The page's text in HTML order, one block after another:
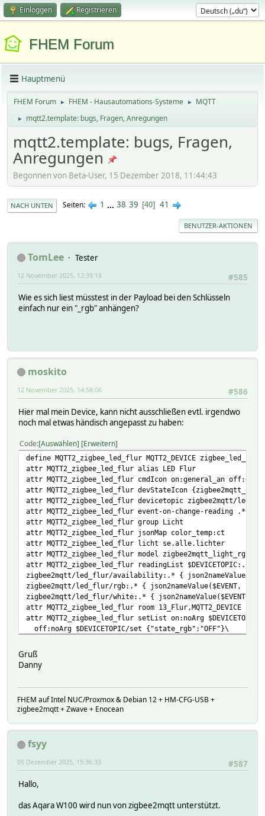
Einloggen Registrieren
FHEM Forum
Hauptmenü
FHEM Forum ► FHEM - Hausautomations-Systeme ► MQTT
► mqtt2.template: bugs, Fragen, Anregungen
mqtt2.template: bugs, Fragen,
Anregungen
Begonnen von Beta-User, 15 Dezember 2018, 11:44:43
NACH UNTEN Seiten 1 ... 38 39 40 41
BENUTZER-AKTIONEN
TomLee
Tester
#585
12 November 2025, 12:39:18
Wie es sich liest müsstest in der Payload bei den Schlüsseln
einfach nur ein "_rgb" anhängen?
moskito
#586
12 November 2025, 14:58:06
Hier mal mein Device, kann nicht ausschließen evtl. irgendwo
noch mal etwas händisch angepasst zu haben:
Code Auswählen Erweitern
define MQTT2_zigbee_led_flur MQTT2_DEVICE zigbee_led_flur
attr MQTT2_zigbee_led_flur alias LED Flur
attr MQTT2_zigbee_led_flur cmdIcon on:general_an
attr MQTT2_zigbee_led_flur devStateIcon
attr MQTT2_zigbee_led_flur devicetopic zigbee2mqtt/
attr MQTT2_zigbee_led_flur event-on-change-reading .*
attr MQTT2_zigbee_led_flur group Licht
attr MQTT2_zigbee_led_flur jsonMap color_temp:ct
attr MQTT2_zigbee_led_flur licht se.alle.lichter
attr MQTT2_zigbee_led_flur model
attr MQTT2_zigbee_led_flur readingList
zigbee2mqtt/led_flur/availability:.* {
zigbee2mqtt/led_flur/rgb:.* { json2nameValue($EVENT,
zigbee2mqtt/led_flur/white:.* { json2nameValue($EVENT,
attr MQTT2_zigbee_led_flur room 13_Flur,MQTT2_DEVICE
attr MQTT2_zigbee_led_flur setList on:noArg
off:noArg $DEVICETOPIC/set {"state_rgb":"OFF"}\
white:noArg $DEVICETOPIC/set {"brightness_rgb": 254,
ct:colorpicker,CT,250,1,454 $DEVICETOPIC/set
attr MQTT2_zigbee_led_flur userReadings hex:color_y.*
attr MQTT2_zigbee_led_flur webCmd
Gruß
Danny
FHEM auf Intel NUC/Proxmox & Debian 12 + HM-CFG-USB +
zigbee2mqtt + Zwave + Enocean
fsyy
#587
05 Dezember 2025, 15:36:33
Hallo,
das Aqara W100 wird nun von zigbee2mqtt unterstützt.